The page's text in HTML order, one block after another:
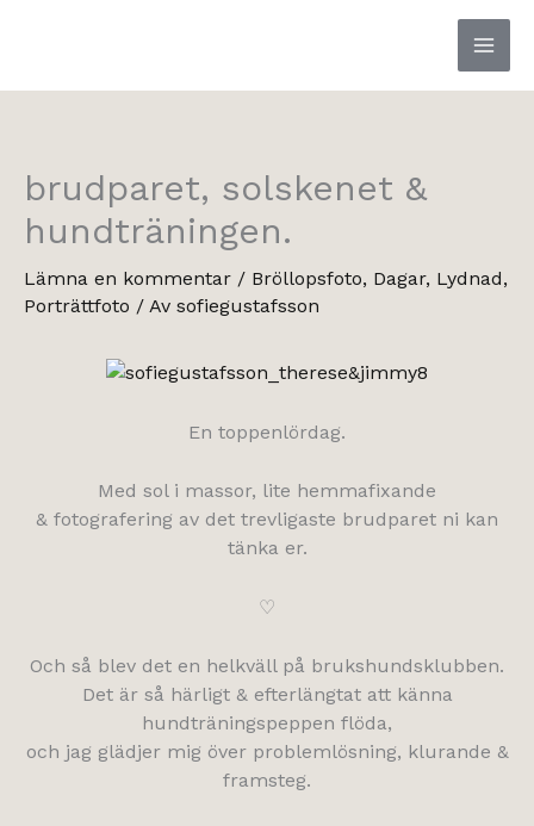
brudparet, solskenet &
hundträningen.
Lämna en kommentar / Bröllopsfoto, Dagar, Lydnad,
Porträttfoto / Av sofiegustafsson
En toppenlördag.
Med sol i massor, lite hemmafixande
& fotografering av det trevligaste brudparet ni kan
tänka er.
♡
Och så blev det en helkväll på brukshundsklubben.
Det är så härligt & efterlängtat att känna
hundträningspeppen flöda,
och jag glädjer mig över problemlösning, klurande &
framsteg.